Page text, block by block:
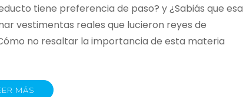
tiene preferencia de paso? y ¿Sabiás que esa
vestimentas reales que lucieron reyes de
no resaltar la importancia de esta materia
MÁS